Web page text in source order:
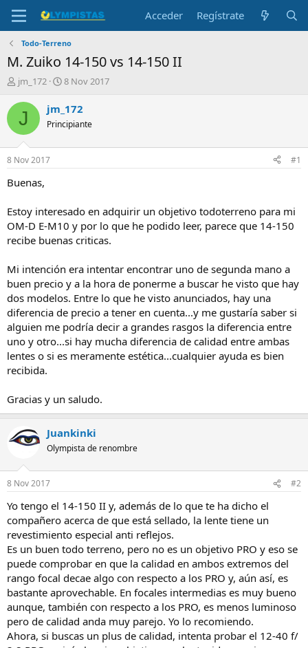
Acceder Regístrate
Todo-Terreno
M. Zuiko 14-150 vs 14-150 II
I
i
a
d
o
r
l
t
e
a
jm_172
F
c
h
a
i
i
o
8 Nov 2017
J jm_172
Principiante
8 Nov 2017 #1
Buenas,
Estoy interesado en adquirir un objetivo todoterreno para mi
OM-D E-M10 y por lo que he podido leer, parece que 14-150
recibe buenas criticas.
Mi intención era intentar encontrar uno de segunda mano a
buen precio y a la hora de ponerme a buscar he visto que hay
dos modelos. Entre lo que he visto anunciados, hay una
diferencia de precio a tener en cuenta...y me gustaría saber si
alguien me podría decir a grandes rasgos la diferencia entre
uno y otro...si hay mucha diferencia de calidad entre ambas
lentes o si es meramente estética...cualquier ayuda es bien
recibida.
Gracias y un saludo.
Juankinki
Olympista de renombre
8 Nov 2017 #2
Yo tengo el 14-150 II y, además de lo que te ha dicho el
compañero acerca de que está sellado, la lente tiene un
revestimiento especial anti reflejos.
Es un buen todo terreno, pero no es un objetivo PRO y eso se
puede comprobar en que la calidad en ambos extremos del
rango focal decae algo con respecto a los PRO y, aún así, es
bastante aprovechable. En focales intermedias es muy bueno
aunque, también con respecto a los PRO, es menos luminoso
pero de calidad anda muy parejo. Yo lo recomiendo.
Ahora, si buscas un plus de calidad, intenta probar el 12-40 f/